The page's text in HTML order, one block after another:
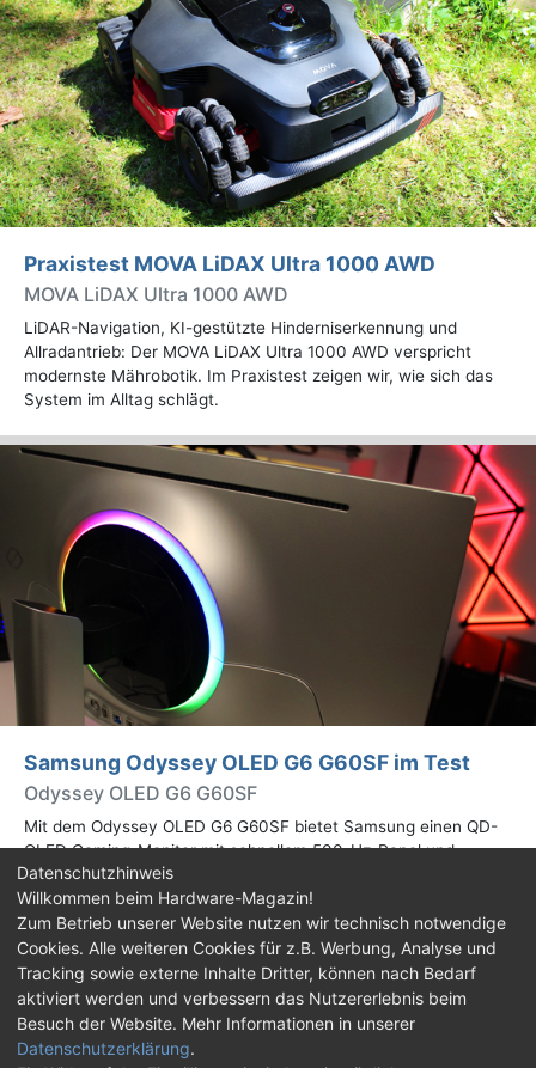
Praxistest MOVA LiDAX Ultra 1000 AWD
MOVA LiDAX Ultra 1000 AWD
LiDAR-Navigation, KI-gestützte Hinderniserkennung und
Allradantrieb: Der MOVA LiDAX Ultra 1000 AWD verspricht
modernste Mährobotik. Im Praxistest zeigen wir, wie sich das
System im Alltag schlägt.
Samsung Odyssey OLED G6 G60SF im Test
Odyssey OLED G6 G60SF
Mit dem Odyssey OLED G6 G60SF bietet Samsung einen QD-
OLED Gaming-Monitor mit schnellem 500-Hz-Panel und
WQHD-Auflösung an. Wir haben den 27 Zoll großen Monitor auf
Herz und Nieren geprüft.
Impressum| Kontakt |Jobs |Datenschutz |
Consent‑Einstellungen |Haftungsausschluss
Feed Facebook
Datenschutzhinweis
Willkommen beim Hardware-Magazin!
Zum Betrieb unserer Website nutzen wir technisch notwendige
Cookies. Alle weiteren Cookies für z.B. Werbung, Analyse und
Tracking sowie externe Inhalte Dritter, können nach Bedarf
aktiviert werden und verbessern das Nutzererlebnis beim
Besuch der Website. Mehr Informationen in unserer
Datenschutzerklärung.